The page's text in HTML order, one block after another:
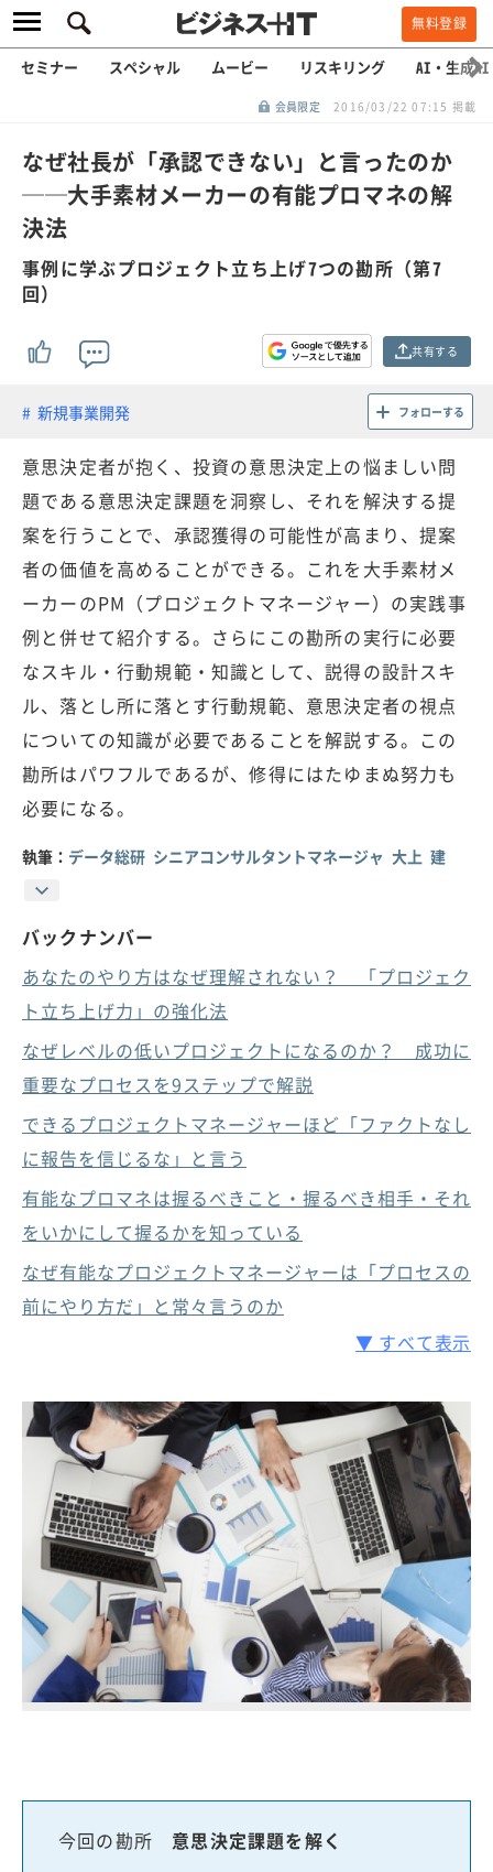
無料登録
セミナー スペシャル ムービー リスキリング AI・生成AI
会員限定 2016/03/22 07:15 掲載
なぜ社長が「承認できない」と言ったのか
──大手素材メーカーの有能プロマネの解
決法
事例に学ぶプロジェクト立ち上げ7つの勘所（第7
回）
共有する
新規事業開発 フォローする
意思決定者が抱く、投資の意思決定上の悩ましい問
題である意思決定課題を洞察し、それを解決する提
案を行うことで、承認獲得の可能性が高まり、提案
者の価値を高めることができる。これを大手素材メ
ーカーのPM（プロジェクトマネージャー）の実践事
例と併せて紹介する。さらにこの勘所の実行に必要
なスキル・行動規範・知識として、説得の設計スキ
ル、落とし所に落とす行動規範、意思決定者の視点
についての知識が必要であることを解説する。この
勘所はパワフルであるが、修得にはたゆまぬ努力も
必要になる。
執筆： データ総研 シニアコンサルタントマネージャ 大上 建
バックナンバー
あなたのやり方はなぜ理解されない？ 「プロジェク
ト立ち上げ力」の強化法
なぜレベルの低いプロジェクトになるのか？ 成功に
重要なプロセスを9ステップで解説
できるプロジェクトマネージャーほど「ファクトなし
に報告を信じるな」と言う
有能なプロマネは握るべきこと・握るべき相手・それ
をいかにして握るかを知っている
なぜ有能なプロジェクトマネージャーは「プロセスの
前にやり方だ」と常々言うのか
▼ すべて表示
今回の勘所 意思決定課題を解く